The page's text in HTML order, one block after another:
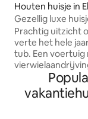
Houten huisje in
Gezellig luxe
Prachtig uitzicht
verte het hele
tub. Een voertuig
accommodatie
minuten van het
voor restaurants
Carters Lake en